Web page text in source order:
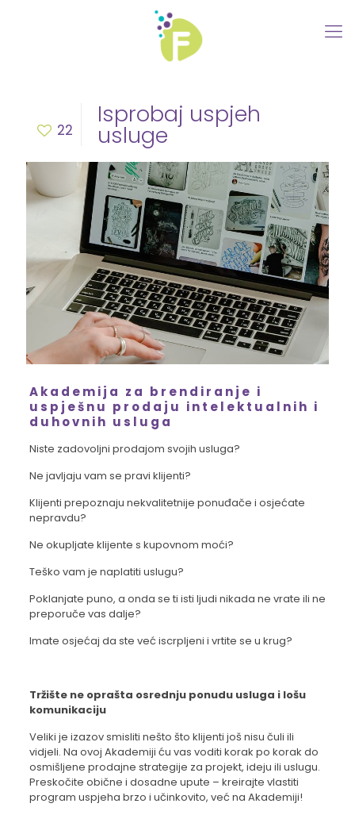
22
Isprobaj uspjeh
usluge
Akademija za brendiranje i
uspješnu prodaju intelektualnih i
duhovnih usluga
Niste zadovoljni prodajom svojih usluga?
Ne javljaju vam se pravi klijenti?
Klijenti prepoznaju nekvalitetnije ponuđače i osjećate
nepravdu?
Ne okupljate klijente s kupovnom moći?
Teško vam je naplatiti uslugu?
Poklanjate puno, a onda se ti isti ljudi nikada ne vrate ili ne
preporuče vas dalje?
Imate osjećaj da ste već iscrpljeni i vrtite se u krug?
Tržište ne oprašta osrednju ponudu usluga i lošu
komunikaciju
Veliki je izazov smisliti nešto što klijenti još nisu čuli ili
vidjeli. Na ovoj Akademiji ću vas voditi korak po korak do
osmišljene prodajne strategije za projekt, ideju ili uslugu.
Preskočite obične i dosadne upute – kreirajte vlastiti
program uspjeha brzo i učinkovito, već na Akademiji!